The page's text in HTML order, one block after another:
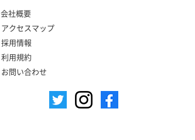
会社概要
アクセスマップ
採用情報
利用規約
お問い合わせ